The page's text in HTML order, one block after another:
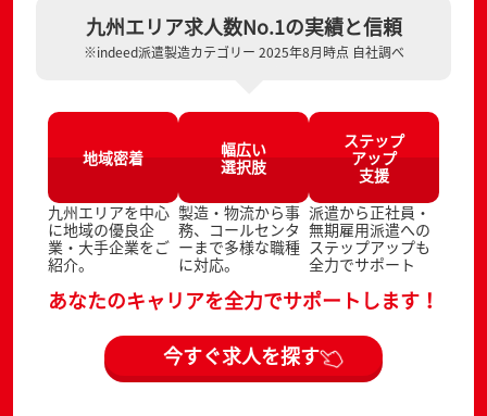
九州エリア求人数No.1の実績と信頼
※indeed派遣製造カテゴリー 2025年8月時点 自社調べ
地域密着
九州エリアを中心
に地域の優良企
業・大手企業をご
紹介。
幅広い
選択肢
製造・物流から事
務、コールセンタ
ーまで多様な職種
に対応。
ステップ
アップ
支援
派遣から正社員・
無期雇用派遣への
ステップアップも
全力でサポート
あなたのキャリアを全力でサポートします！
今すぐ求人を探す